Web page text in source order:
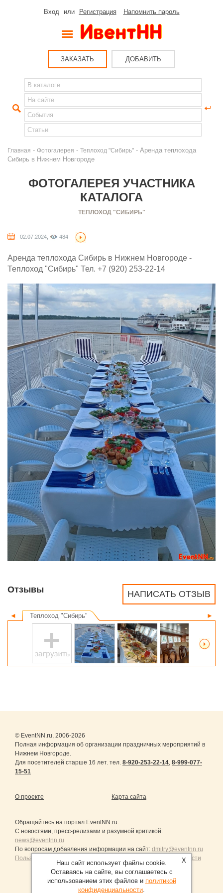
Вход или Регистрация Напомнить пароль
ЗАКАЗАТЬ ДОБАВИТЬ
Главная - Фотогалерея - Теплоход "Сибирь" - Аренда теплохода
Сибирь в Нижнем Новгороде
ФОТОГАЛЕРЕЯ УЧАСТНИКА
КАТАЛОГА
ТЕПЛОХОД "СИБИРЬ"
02.07.2024, 484
Аренда теплохода Сибирь в Нижнем Новгороде -
Теплоход "Сибирь" Тел. +7 (920) 253-22-14
НАПИСАТЬ ОТЗЫВ
Отзывы
◄ ►
Теплоход "Сибирь"
© EventNN.ru, 2006-2026
Полная информация об организации праздничных мероприятий в
Нижнем Новгороде.
Для посетителей старше 16 лет. тел. 8-920-253-22-14, 8-999-077-
15-51
О проекте Карта сайта
Обращайтесь на портал EventNN.ru:
С новостями, пресс-релизами и разумной критикой:
news@eventnn.ru
По вопросам добавления информации на сайт: dmitry@eventnn.ru
Пользовательское Соглашение и политика конфиденциальности
X
Наш сайт использует файлы cookie.
Оставаясь на сайте, вы соглашаетесь с
использованием этих файлов и политикой
конфиденциальности.